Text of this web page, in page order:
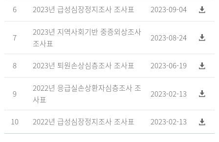
6 2023년 급성심장정지조사 조사표 2023-09-04
7
2023년 지역사회기반 중증외상조사
조사표
2023-08-24
8 2023년 퇴원손상심층조사 조사표 2023-06-19
9
2022년 응급실손상환자심층조사 조
사표
2023-02-13
10 2022년 급성심장정지조사 조사표 2023-02-13